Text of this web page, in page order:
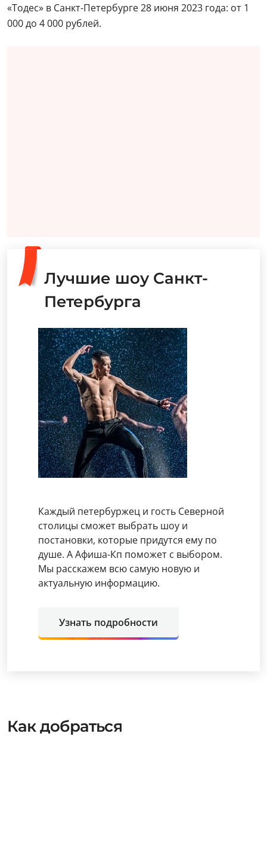
«Тодес» в Санкт-Петербурге 28 июня 2023 года: от 1
000 до 4 000 рублей.
Лучшие шоу Санкт-
Петербурга
Каждый петербуржец и гость Северной
столицы сможет выбрать шоу и
постановки, которые придутся ему по
душе. А Афиша-Кп поможет с выбором.
Мы расскажем всю самую новую и
актуальную информацию.
Узнать подробности
Как добраться